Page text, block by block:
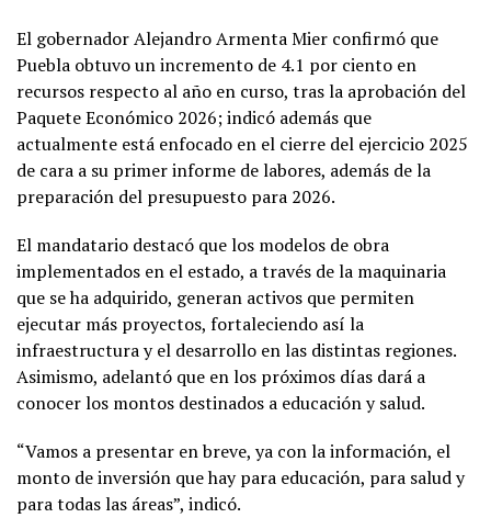
El gobernador Alejandro Armenta Mier confirmó que
Puebla obtuvo un incremento de 4.1 por ciento en
recursos respecto al año en curso, tras la aprobación del
Paquete Económico 2026; indicó además que
actualmente está enfocado en el cierre del ejercicio 2025
de cara a su primer informe de labores, además de la
preparación del presupuesto para 2026.
El mandatario destacó que los modelos de obra
implementados en el estado, a través de la maquinaria
que se ha adquirido, generan activos que permiten
ejecutar más proyectos, fortaleciendo así la
infraestructura y el desarrollo en las distintas regiones.
Asimismo, adelantó que en los próximos días dará a
conocer los montos destinados a educación y salud.
“Vamos a presentar en breve, ya con la información, el
monto de inversión que hay para educación, para salud y
para todas las áreas”, indicó.